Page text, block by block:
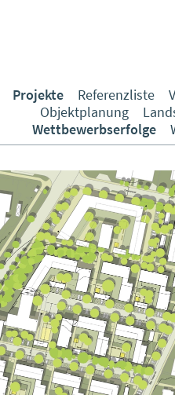
Projekte Referenzliste
Objektplanung
Wettbewerbserfolge